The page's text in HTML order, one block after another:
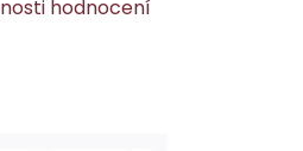
hodnocení